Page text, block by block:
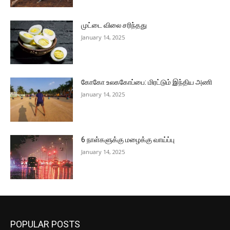
முட்டை விலை சரிந்தது
January 14, 2025
கோகோ உலககோப்பை: மிரட்டும் இந்திய அணி
January 14, 2025
6 நாள்களுக்கு மழைக்கு வாய்ப்பு
January 14, 2025
POPULAR POSTS